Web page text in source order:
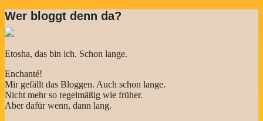
Wer bloggt denn da?
Etosha, das bin ich. Schon lange.
Enchanté!
Mir gefällt das Bloggen. Auch schon lange.
Nicht mehr so regelmäßig wie früher.
Aber dafür wenn, dann lang.